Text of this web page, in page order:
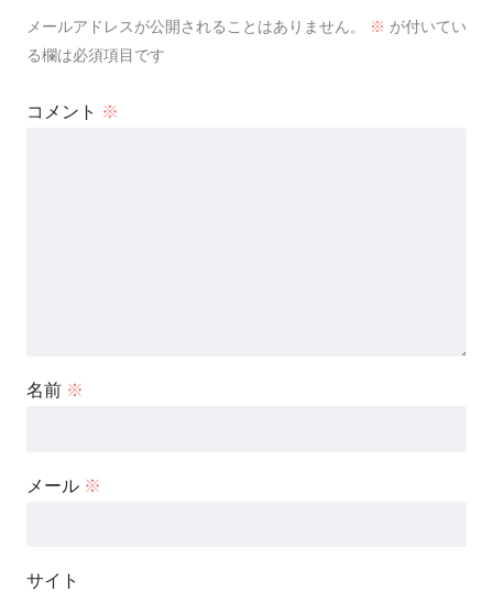
メールアドレスが公開されることはありません。 ※ が付いてい
る欄は必須項目です
コメント ※
名前 ※
メール ※
サイト